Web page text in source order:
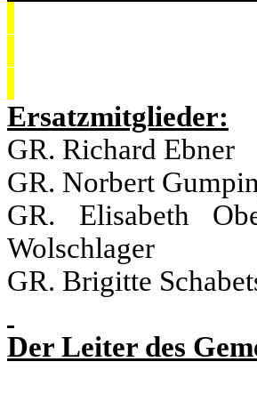
Ersatzmitglieder:
GR. Richard
GR. Norbert
GR.
GR. Brigitte
Der Leiter des